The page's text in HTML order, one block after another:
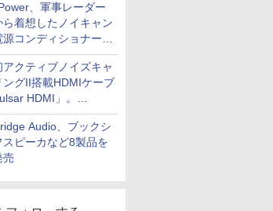
、軍事レーダー
ら着想したノイキャン
源コンディショナー
」
アクティブノイズキャ
ングII搭載HDMIケーブ
HDMI」。
から
Audio、ブックシ
スピーカなど8製品を
売